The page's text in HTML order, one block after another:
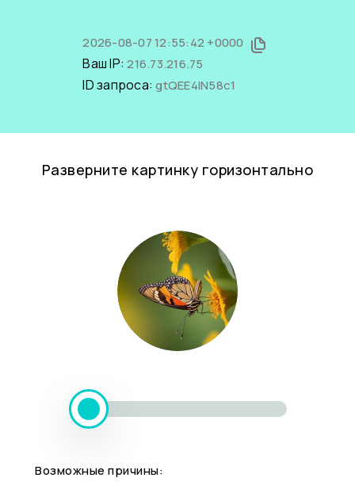
2026-08-07 12:55:42 +0000
Ваш IP:216.73.216.75
ID запроса:gtQEE4lN58c1
Разверните картинку горизонтально
Возможные причины: